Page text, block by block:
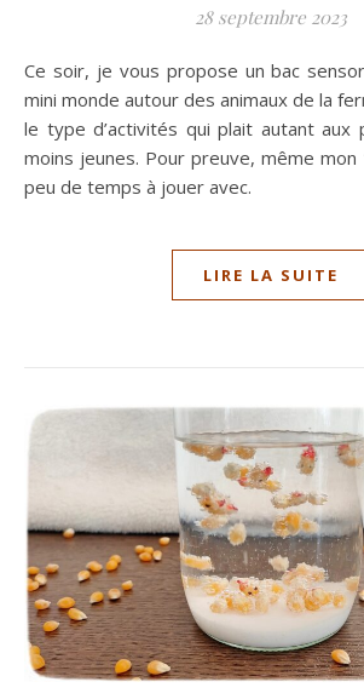
28 septembre 2023
Ce soir, je vous propose un bac sensoriel sous forme de
mini monde autour des animaux de la
le type d’activités qui plait autant aux
moins jeunes. Pour preuve, même mon
peu de temps à jouer avec.
LIRE LA SUITE